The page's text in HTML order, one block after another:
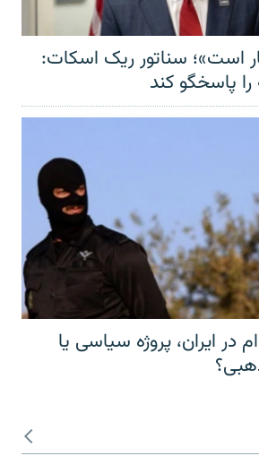
است»؛ سناتور ریک اسکات:
را پاسخگو کند
در ایران، پروژه سیاسی یا